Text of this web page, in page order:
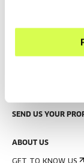
RULES
SEND US YOUR
ABOUT US